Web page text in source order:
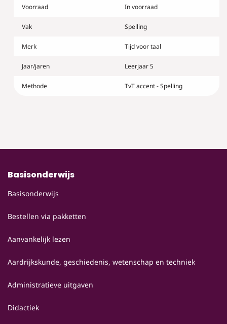
Voorraad In voorraad
Vak Spelling
Merk Tijd voor taal
Jaar/jaren Leerjaar 5
Methode TvT accent - Spelling
Basisonderwijs
Basisonderwijs
Bestellen via pakketten
Aanvankelijk lezen
Aardrijkskunde, geschiedenis, wetenschap en techniek
Administratieve uitgaven
Didactiek